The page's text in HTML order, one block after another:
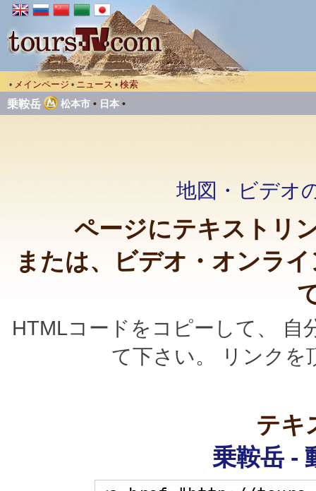
• メインページ • ニュース • 検索
乗鞍岳 松本市 • 日本 •
地図・ビデオ
ページにテキストリ
または、ビデオ・オンラ
HTMLコードをコピーして、
て下さい。 リンクを
テキ
乗鞍岳 -